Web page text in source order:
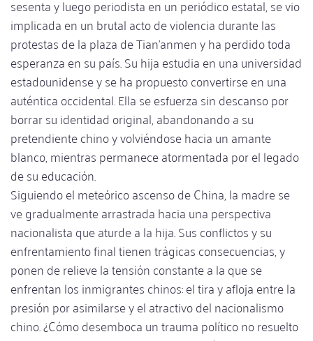
sesenta y luego periodista en un periódico estatal, se vio
implicada en un brutal acto de violencia durante las
protestas de la plaza de Tian'anmen y ha perdido toda
esperanza en su país. Su hija estudia en una universidad
estadounidense y se ha propuesto convertirse en una
auténtica occidental. Ella se esfuerza sin descanso por
borrar su identidad original, abandonando a su
pretendiente chino y volviéndose hacia un amante
blanco, mientras permanece atormentada por el legado
de su educación.
Siguiendo el meteórico ascenso de China, la madre se
ve gradualmente arrastrada hacia una perspectiva
nacionalista que aturde a la hija. Sus conflictos y su
enfrentamiento final tienen trágicas consecuencias, y
ponen de relieve la tensión constante a la que se
enfrentan los inmigrantes chinos: el tira y afloja entre la
presión por asimilarse y el atractivo del nacionalismo
chino. ¿Cómo desemboca un trauma político no resuelto